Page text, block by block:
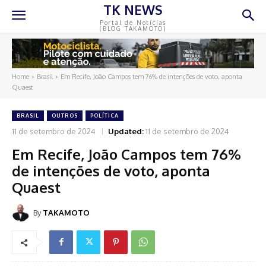
TK NEWS
Portal de Notícias
(BLOG TAKAMOTO)
Home Brasil
Em Recife, João Campos tem 76% de intenções de voto, aponta
Quaest
BRASIL OUTROS POLÍTICA
11 de setembro de 2024 Updated:11 de setembro de 2024
Em Recife, João Campos tem 76%
de intenções de voto, aponta
Quaest
By TAKAMOTO